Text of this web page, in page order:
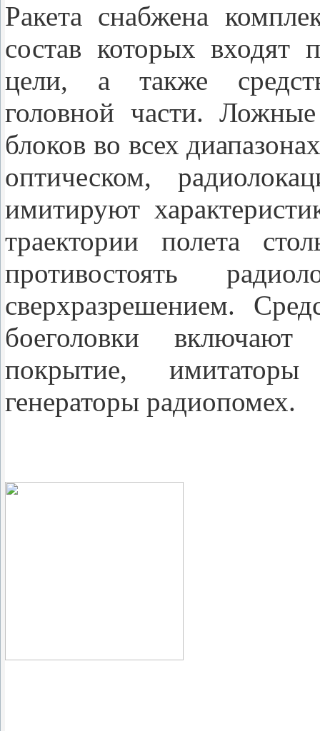
Ракета снабжена
состав которых входят
цели, а также
головной части.
блоков во всех
оптическом,
имитируют
траектории полета
противостоять
сверхразрешением.
боеголовки
покрытие, имитаторы
генераторы радиопомех.